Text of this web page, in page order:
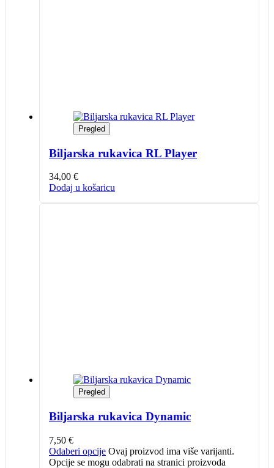
Pregled
Biljarska rukavica RL Player
34,00 €
Dodaj u košaricu
Pregled
Biljarska rukavica Dynamic
7,50 €
Odaberi opcije Ovaj proizvod ima više varijanti.
Opcije se mogu odabrati na stranici proizvoda